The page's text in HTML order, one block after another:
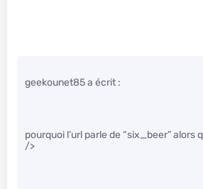
geekounet85 a écrit :
pourquoi l’url parle de “six_beer” alors
/>